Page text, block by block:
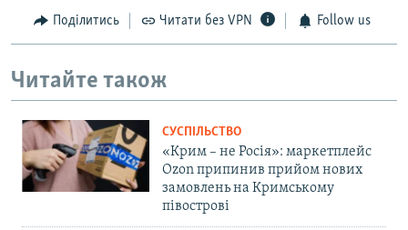
Поділитись Читати без VPN Follow us
Читайте також
СУСПІЛЬСТВО
«Крим – не Росія»: маркетплейс
Ozon припинив прийом нових
замовлень на Кримському
півострові